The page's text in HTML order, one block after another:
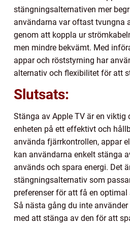
stängningsalternativen mer
användarna var oftast tvungna
genom att koppla ur
men mindre bekvämt. Med
appar och röststyrning har
alternativ och flexibilitet för att
Slutsats:
Stänga av Apple TV är en viktig
enheten på ett effektivt och
använda fjärrkontrollen, appar
kan användarna enkelt stänga
används och spara energi. Det
stängningsalternativ som
preferenser för att få en optimal
Så nästa gång du inte använder
med att stänga av den för att